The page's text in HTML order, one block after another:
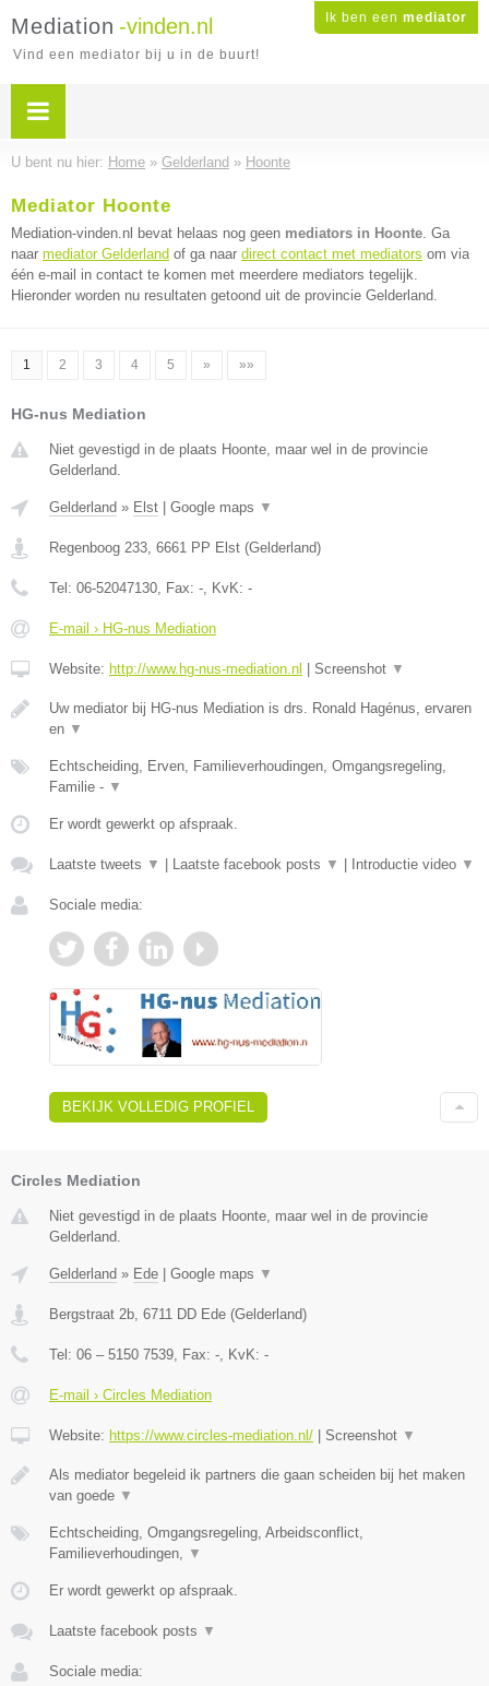
Ik ben een mediator
Mediation -vinden.nl
Vind een mediator bij u in de buurt!
U bent nu hier: Home » Gelderland » Hoonte
Mediator Hoonte
Mediation-vinden.nl bevat helaas nog geen mediators in Hoonte. Ga
naar mediator Gelderland of ga naar direct contact met mediators om via
één e-mail in contact te komen met meerdere mediators tegelijk.
Hieronder worden nu resultaten getoond uit de provincie Gelderland.
1 2 3 4 5 » »»
HG-nus Mediation
Niet gevestigd in de plaats Hoonte, maar wel in de provincie
Gelderland.
Gelderland » Elst Google maps ▼
Regenboog 233, 6661 PP Elst (Gelderland)
Tel: 06-52047130, Fax: -, KvK: -
E-mail › HG-nus Mediation
Website: http://www.hg-nus-mediation.nl Screenshot ▼
Uw mediator bij HG-nus Mediation is drs. Ronald Hagénus, ervaren
en ▼
Echtscheiding, Erven, Familieverhoudingen, Omgangsregeling,
Familie - ▼
Er wordt gewerkt op afspraak.
Laatste tweets ▼ Laatste facebook posts ▼ Introductie video ▼
Sociale media:
BEKIJK VOLLEDIG PROFIEL
Circles Mediation
Niet gevestigd in de plaats Hoonte, maar wel in de provincie
Gelderland.
Gelderland » Ede Google maps ▼
Bergstraat 2b, 6711 DD Ede (Gelderland)
Tel: 06 – 5150 7539, Fax: -, KvK: -
E-mail › Circles Mediation
Website: https://www.circles-mediation.nl/ Screenshot ▼
Als mediator begeleid ik partners die gaan scheiden bij het maken
van goede ▼
Echtscheiding, Omgangsregeling, Arbeidsconflict,
Familieverhoudingen, ▼
Er wordt gewerkt op afspraak.
Laatste facebook posts ▼
Sociale media: